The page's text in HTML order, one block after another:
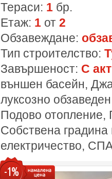
Тераси: 1 бр.
Етаж: 1 от 2
Обзавеждане:
Тип строителство:
Завършеност: С
външен басейн,
луксозно
Подово отопление,
Собствена
електричество,
-1%